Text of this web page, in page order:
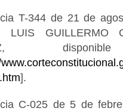
T-344 de 21 de
GUILLERMO
].
C-025 de 5 de